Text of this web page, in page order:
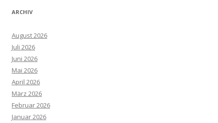
ARCHIV
August 2026
Juli 2026
Juni 2026
Mai 2026
April 2026
März 2026
Februar 2026
Januar 2026